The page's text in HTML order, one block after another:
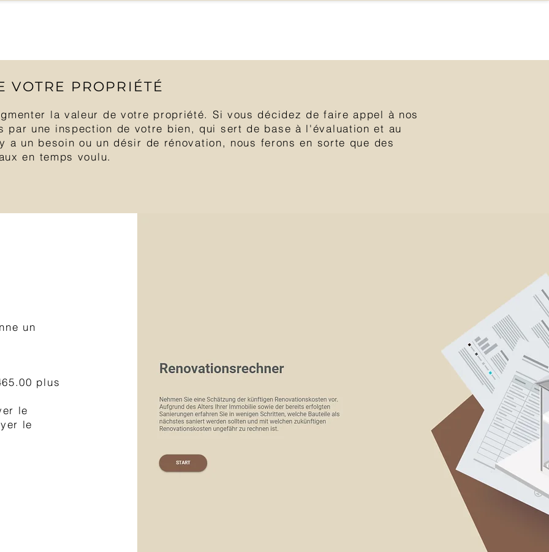
VOTRE PROPRIÉTÉ
la valeur de votre propriété. Si vous décidez de faire appel à nos
par une inspection de votre bien, qui sert de base à l'évaluation et au
un besoin ou un désir de rénovation, nous ferons en sorte que des
en temps voulu.
un
plus
le
le